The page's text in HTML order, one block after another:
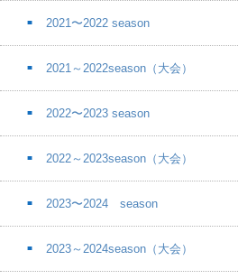
2021〜2022 season
2021～2022season（大会）
2022〜2023 season
2022～2023season（大会）
2023〜2024 season
2023～2024season（大会）